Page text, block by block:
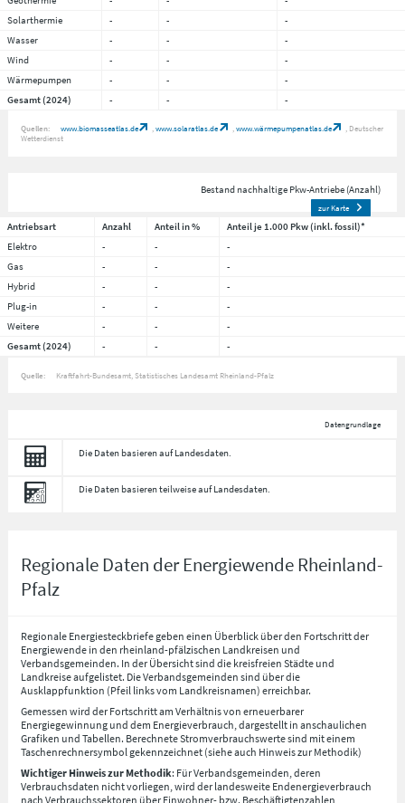
Solarthermie
- -
-
Wasser
- -
-
Wind
- -
-
Wärmepumpen
- -
-
Gesamt (2024)
- - -
Quellen: www.biomasseatlas.de www.solaratlas.de www.wärmepumpenatlas.de
Deutscher
Wetterdienst
Bestand nachhaltige Pkw-Antriebe (Anzahl)
zur Karte
Antriebsart Anzahl Anteil in %
Anteil je 1.000 Pkw (inkl. fossil)*
Elektro
- -
-
Gas
- -
-
Hybrid
- -
-
Plug-in
- -
-
Weitere
- -
-
Gesamt (2024)
- - -
Quelle: Kraftfahrt-Bundesamt, Statistisches Landesamt Rheinland-Pfalz
Datengrundlage
Die Daten basieren auf Landesdaten.
Die Daten basieren teilweise auf Landesdaten.
Regionale Daten der Energiewende Rheinland-
Pfalz
Regionale Energiesteckbriefe geben einen Überblick über den Fortschritt der
Energiewende in den rheinland-pfälzischen Landkreisen und
Verbandsgemeinden. In der Übersicht sind die kreisfreien Städte und
Landkreise aufgelistet. Die Verbandsgemeinden sind über die
Ausklappfunktion (Pfeil links vom Landkreisnamen) erreichbar.
Gemessen wird der Fortschritt am Verhältnis von erneuerbarer
Energiegewinnung und dem Energieverbrauch, dargestellt in anschaulichen
Grafiken und Tabellen. Berechnete Stromverbrauchswerte sind mit einem
Taschenrechnersymbol gekennzeichnet (siehe auch Hinweis zur Methodik)
Wichtiger Hinweis zur Methodik: Für Verbandsgemeinden, deren
Verbrauchsdaten nicht vorliegen, wird der landesweite Endenergieverbrauch
nach Verbrauchssektoren über Einwohner- bzw. Beschäftigtenzahlen